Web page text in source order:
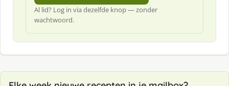
Al lid? Log in via dezelfde knop — zonder
wachtwoord.